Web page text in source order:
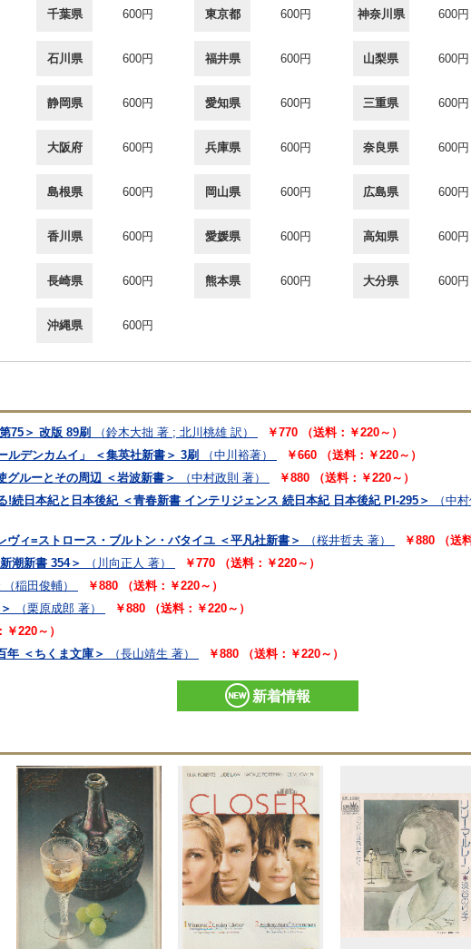
千葉県 600円 東京都 600円 神奈川県 600円
石川県 600円 福井県 600円 山梨県 600円
静岡県 600円 愛知県 600円 三重県 600円
大阪府 600円 兵庫県 600円 奈良県 600円
島根県 600円 岡山県 600円 広島県 600円
香川県 600円 愛媛県 600円 高知県 600円
長崎県 600円 熊本県 600円 大分県 600円
沖縄県 600円
75＞ 改版 89刷 （鈴木大拙 著 ; 北川桃雄 訳）
￥770 （送料：￥220～）
ルデンカムイ」 ＜集英社新書＞ 3刷
（中川裕著）
￥660 （送料：￥220～）
ルーとその周辺 ＜岩波新書＞
（中村政則 著）
￥880 （送料：￥220～）
!続日本紀と日本後紀 ＜青春新書 インテリジェンス 続日本紀 日本後紀 PI-295＞
（中
ヴィ=ストロース・ブルトン・バタイユ ＜平凡社新書＞
（桜井哲夫 著）
￥880 （送
潮新書 354＞
（川向正人 著）
￥770 （送料：￥220～）
（稲田俊輔）
￥880 （送料：￥220～）
（栗原成郎 著）
￥880 （送料：￥220～）
220～）
年 ＜ちくま文庫＞
（長山靖生 著） ￥880 （送料：￥220～）
新着情報